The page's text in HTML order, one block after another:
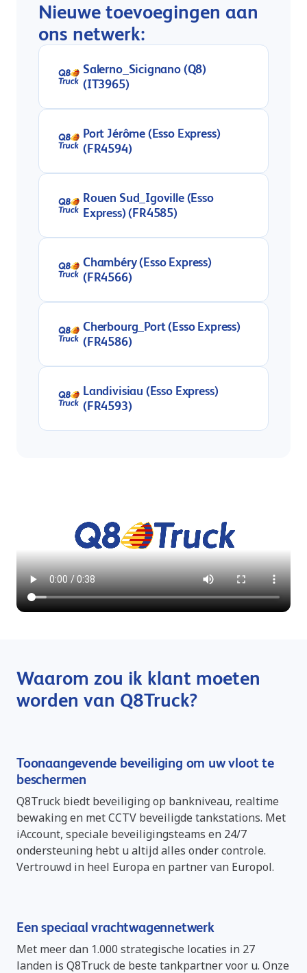
Nieuwe toevoegingen aan
ons netwerk:
Salerno_Sicignano (Q8)
(IT3965)
Port Jérôme (Esso Express)
(FR4594)
Rouen Sud_Igoville (Esso
Express) (FR4585)
Chambéry (Esso Express)
(FR4566)
Cherbourg_Port (Esso Express)
(FR4586)
Landivisiau (Esso Express)
(FR4593)
Waarom zou ik klant moeten
worden van Q8Truck?
Toonaangevende beveiliging om uw vloot te
beschermen
Q8Truck biedt beveiliging op bankniveau, realtime
bewaking en met CCTV beveiligde tankstations. Met
iAccount, speciale beveiligingsteams en 24/7
ondersteuning hebt u altijd alles onder controle.
Vertrouwd in heel Europa en partner van Europol.
Een speciaal vrachtwagennetwerk
Met meer dan 1.000 strategische locaties in 27
landen is Q8Truck de beste tankpartner voor u. Onze